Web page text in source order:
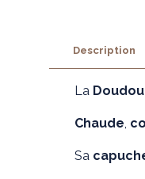
Description
La
Chaude,
Sa